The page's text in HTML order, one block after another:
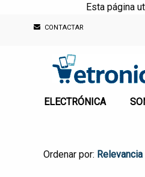
Esta página
CONTACTAR
ELECTRÓNICA
Ordenar por: Relevancia